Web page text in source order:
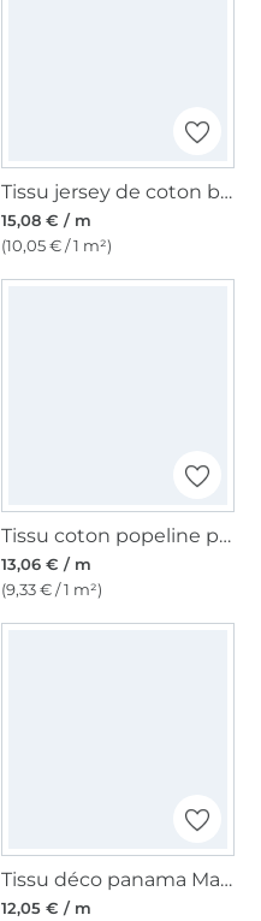
Tissu jersey de coton bateaux voiliers Sailboat, blanc cassé
15,08 € / m
(10,05 € / 1 m²)
Tissu coton popeline petite baleine, blanc
13,06 € / m
(9,33 € / 1 m²)
Tissu déco panama Maritime bord de mer chic, blanc cassé
12,05 € / m